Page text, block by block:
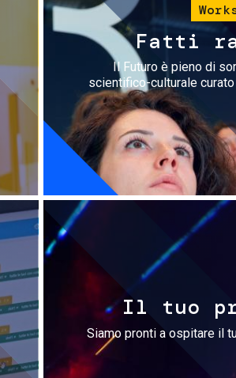
Fatti
Il Futuro è pieno di
scientifico-culturale
Il tuo
Siamo pronti a ospitare il